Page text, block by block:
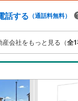
頂きましたら営業時間外
動産情報が共有されて
隣接エリアでもご内覧
下鉄名城線、JR中央線
るキッズスペースあり○
話する （通話料無料）
会社をもっと見る（全1